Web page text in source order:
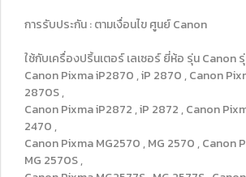
การรับประกัน : ตามเงื่อนไข ศูนย์ Canon
ใช้กับเครื่องปริ้นเตอร์ เลเซอร์ ยี่ห้อ รุ่น Canon
Canon Pixma iP2870 , iP 2870 , Canon
2870S ,
Canon Pixma iP2872 , iP 2872 , Canon
2470 ,
Canon Pixma MG2570 , MG 2570 , Canon
MG 2570S ,